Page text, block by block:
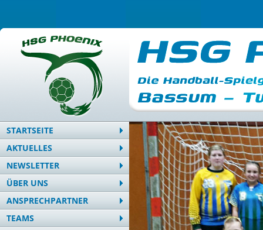
STARTSEITE
AKTUELLES
NEWSLETTER
ÜBER UNS
ANSPRECHPARTNER
TEAMS